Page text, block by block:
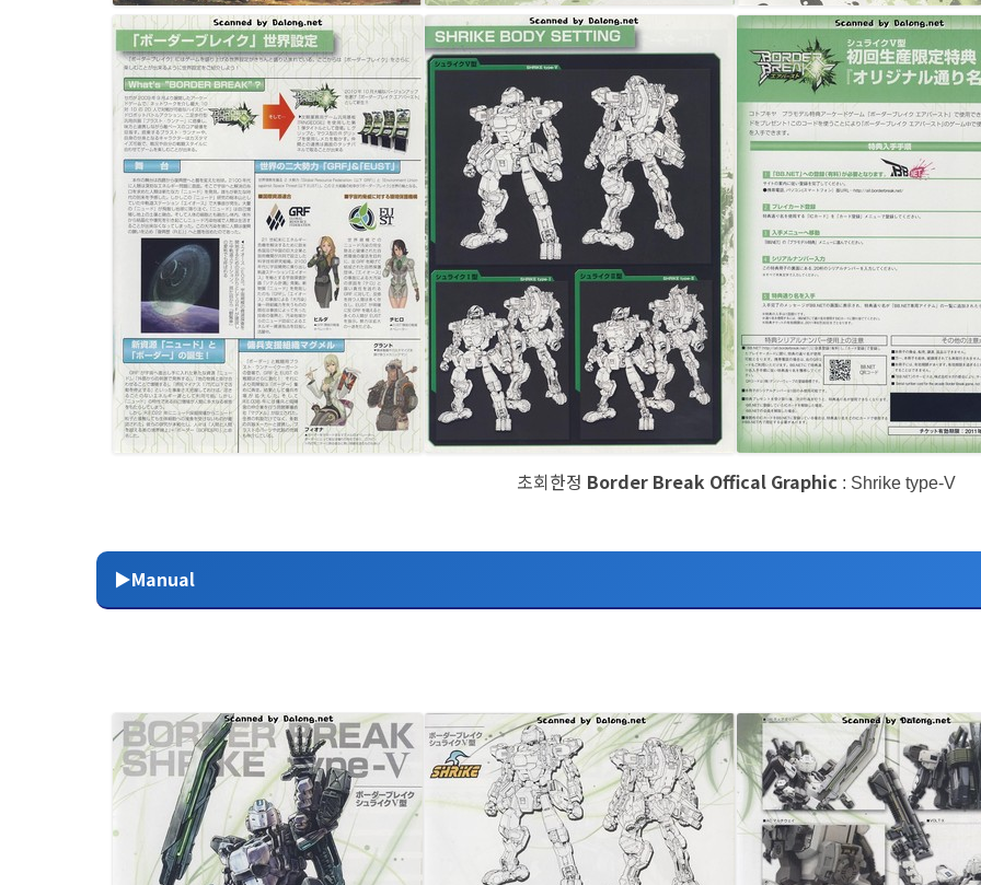
초회한정 Border Break Offical Graphic : Shrike type-V
▶Manual